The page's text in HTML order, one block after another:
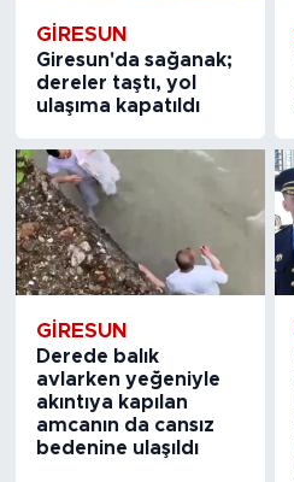
GIRESUN
Giresun'da sağanak;
dereler taştı, yol
ulaşıma kapatıldı
GIRESUN
Derede balık
avlarken yeğeniyle
akıntıya kapılan
amcanın da cansız
bedenine ulaşıldı